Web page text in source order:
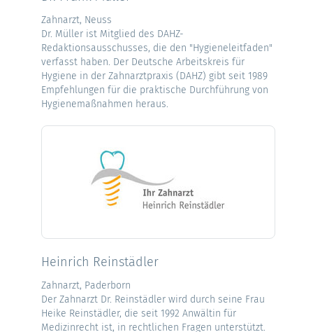
Zahnarzt, Neuss
Dr. Müller ist Mitglied des DAHZ-
Redaktionsausschusses, die den "Hygieneleitfaden"
verfasst haben. Der Deutsche Arbeitskreis für
Hygiene in der Zahnarztpraxis (DAHZ) gibt seit 1989
Empfehlungen für die praktische Durchführung von
Hygienemaßnahmen heraus.
Heinrich Reinstädler
Zahnarzt, Paderborn
Der Zahnarzt Dr. Reinstädler wird durch seine Frau
Heike Reinstädler, die seit 1992 Anwältin für
Medizinrecht ist, in rechtlichen Fragen unterstützt.